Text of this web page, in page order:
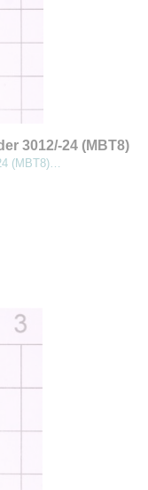
3012/-24 (MBT8)
(MBT8)…